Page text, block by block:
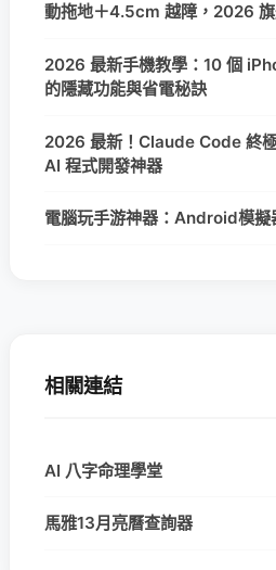
動拖地＋4.5cm 越障，2026
2026 最新手機教學：10 個
的隱藏功能與省電秘訣
2026 最新！Claude Code 終
AI 程式開發神器
電腦玩手游神器：Android模
相關連結
AI 八字命理學堂
馬雅13月亮曆查詢器